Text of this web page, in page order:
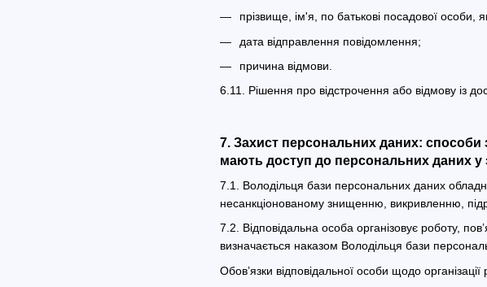
прізвище, ім'я, по батькові посадової особи,
дата відправлення повідомлення;
причина відмови.
6.11. Рішення про відстрочення або відмову із
7. Захист персональних даних: способи
мають доступ до персональних даних у
7.1. Володільця бази персональних даних
несанкціонованому знищенню, викривленню,
7.2. Відповідальна особа організовує роботу,
визначається наказом Володільця бази
Обов’язки відповідальної особи щодо